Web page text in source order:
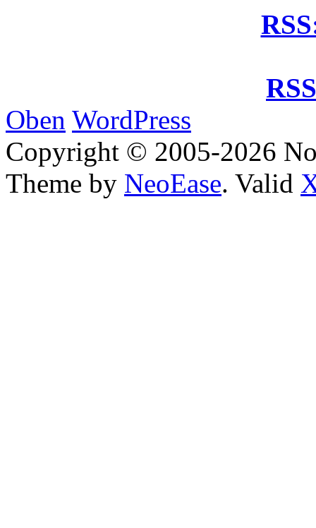
Oben WordPress
Copyright © 2005-2026
Theme by NeoEase. Valid